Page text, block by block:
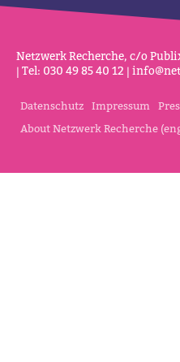
Netz­werk Recherche, c/o
| Tel: 030 49 85 40 12 |
Datenschutz Impressum
About Netzwerk Recherche